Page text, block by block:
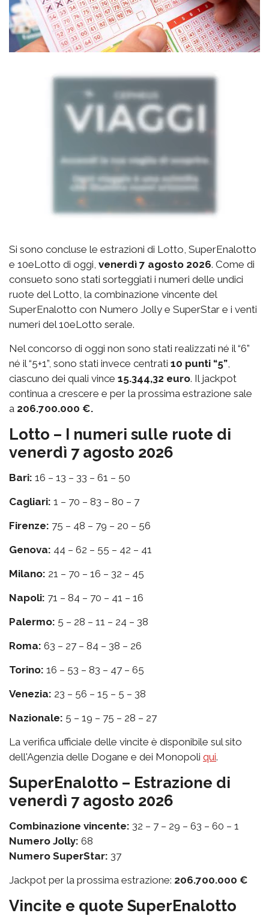
Si sono concluse le estrazioni di Lotto, SuperEnalotto
e 10eLotto di oggi, venerdì 7 agosto 2026. Come di
consueto sono stati sorteggiati i numeri delle undici
ruote del Lotto, la combinazione vincente del
SuperEnalotto con Numero Jolly e SuperStar e i venti
numeri del 10eLotto serale.
Nel concorso di oggi non sono stati realizzati né il “6”
né il “5+1”, sono stati invece centrati 10 punti “5”,
ciascuno dei quali vince 15.344,32 euro. Il jackpot
continua a crescere e per la prossima estrazione sale
a 206.700.000 €.
Lotto – I numeri sulle ruote di
venerdì 7 agosto 2026
Bari: 16 – 13 – 33 – 61 – 50
Cagliari: 1 – 70 – 83 – 80 – 7
Firenze: 75 – 48 – 79 – 20 – 56
Genova: 44 – 62 – 55 – 42 – 41
Milano: 21 – 70 – 16 – 32 – 45
Napoli: 71 – 84 – 70 – 41 – 16
Palermo: 5 – 28 – 11 – 24 – 38
Roma: 63 – 27 – 84 – 38 – 26
Torino: 16 – 53 – 83 – 47 – 65
Venezia: 23 – 56 – 15 – 5 – 38
Nazionale: 5 – 19 – 75 – 28 – 27
La verifica ufficiale delle vincite è disponibile sul sito
dell'Agenzia delle Dogane e dei Monopoli qui.
SuperEnalotto – Estrazione di
venerdì 7 agosto 2026
Combinazione vincente: 32 – 7 – 29 – 63 – 60 – 1
Numero Jolly: 68
Numero SuperStar: 37
Jackpot per la prossima estrazione: 206.700.000 €
Vincite e quote SuperEnalotto